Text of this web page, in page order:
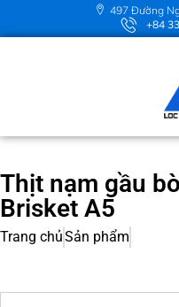
497 Đường
+84
Thịt nạm gầu
Brisket A5
Trang chủSản phẩm